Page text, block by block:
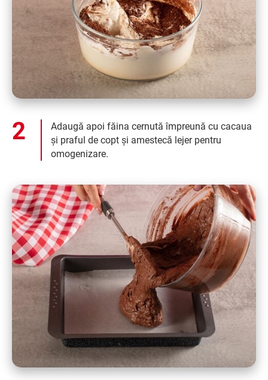
Adaugă apoi făina cernută împreună cu cacaua
și praful de copt și amestecă lejer pentru
omogenizare.